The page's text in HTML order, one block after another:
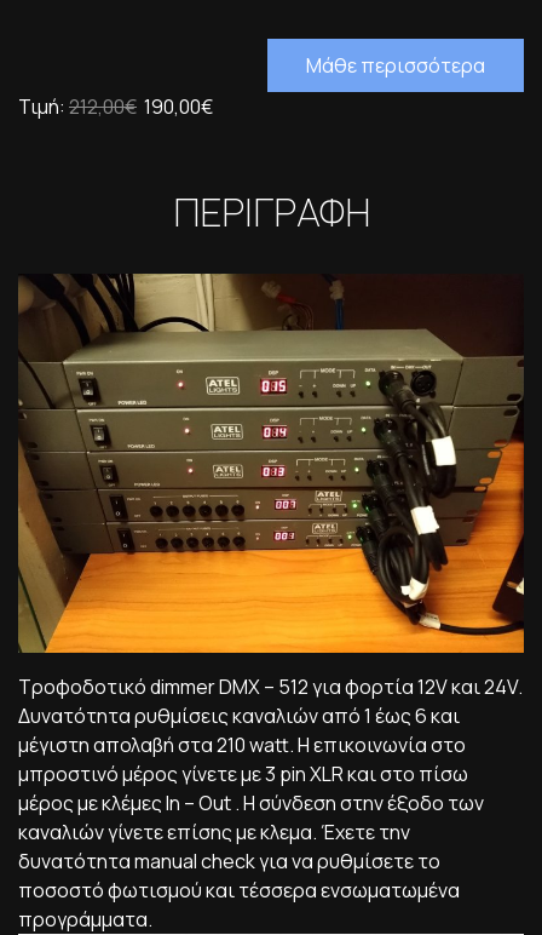
Μάθε περισσότερα
Τιμή: 212,00€ 190,00€
ΠΕΡΙΓΡΑΦΗ
Τροφοδοτικό dimmer DMX – 512 για φορτία 12V και 24V.
Δυνατότητα ρυθμίσεις καναλιών από 1 έως 6 και
μέγιστη απολαβή στα 210 watt. Η επικοινωνία στο
μπροστινό μέρος γίνετε με 3 pin XLR και στο πίσω
μέρος με κλέμες Ιn – Out . Η σύνδεση στην έξοδο των
καναλιών γίνετε επίσης με κλεμα. Έχετε την
δυνατότητα manual check για να ρυθμίσετε το
ποσοστό φωτισμού και τέσσερα ενσωματωμένα
προγράμματα.